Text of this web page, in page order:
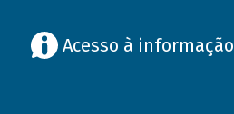
Acesso à informação